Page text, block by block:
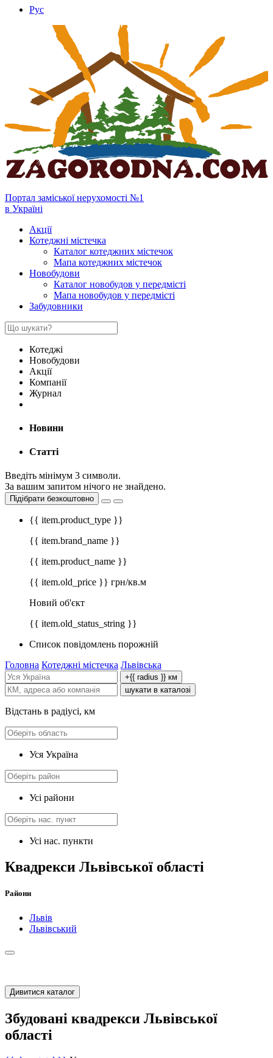
Рус
Портал заміської нерухомості №1
в Україні
Акції
Котеджні містечка
Каталог котеджних містечок
Мапа котеджних містечок
Новобудови
Каталог новобудов у передмісті
Мапа новобудов у передмісті
Забудовники
Котеджі
Новобудови
Акції
Компанії
Журнал
Новини
Статті
Введіть мінімум 3 символи.
За вашим запитом нічого не знайдено.
Підібрати безкоштовно
{{ item.product_type }}
{{ item.brand_name }}
{{ item.product_name }}
{{ item.old_price }} грн/кв.м
Новий об'єкт
{{ item.old_status_string }}
Список повідомлень порожній
Головна Котеджні містечка Львівська
+{{ radius }} км
шукати в каталозі
Відстань в радіусі, км
Уся Україна
Усі райони
Усі нас. пункти
Квадрекси Львівської області
Райони
Львів
Львівський
Дивитися каталог
Збудовані квадрекси Львівської
області